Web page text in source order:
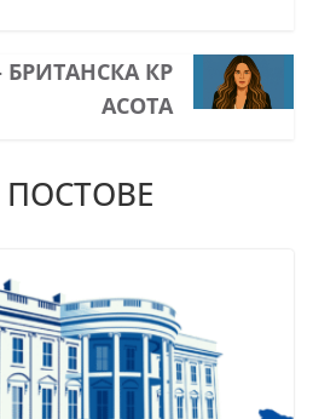
– БРИТАНСКА КР
АСОТА